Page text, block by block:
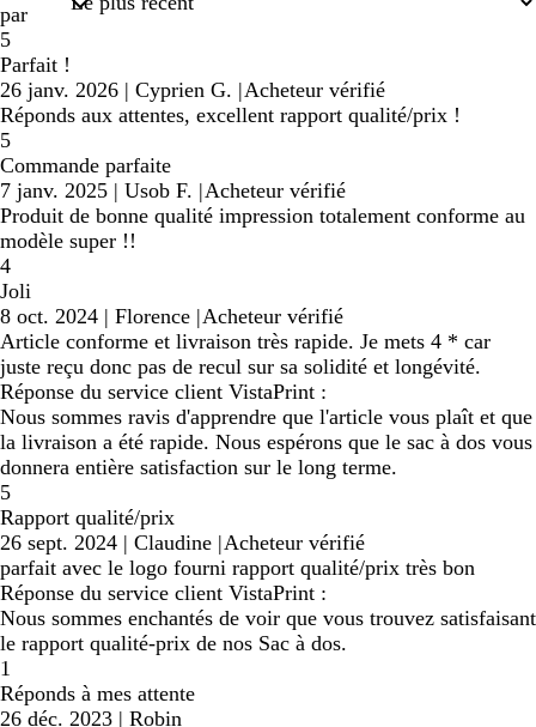
par
5
Parfait !
26 janv. 2026 | Cyprien G. |Acheteur vérifié
Réponds aux attentes, excellent rapport qualité/prix !
5
Commande parfaite
7 janv. 2025 | Usob F. |Acheteur vérifié
Produit de bonne qualité impression totalement conforme au
modèle super !!
4
Joli
8 oct. 2024 | Florence |Acheteur vérifié
Article conforme et livraison très rapide. Je mets 4 * car
juste reçu donc pas de recul sur sa solidité et longévité.
Réponse du service client VistaPrint :
Nous sommes ravis d'apprendre que l'article vous plaît et que
la livraison a été rapide. Nous espérons que le sac à dos vous
donnera entière satisfaction sur le long terme.
5
Rapport qualité/prix
26 sept. 2024 | Claudine |Acheteur vérifié
parfait avec le logo fourni rapport qualité/prix très bon
Réponse du service client VistaPrint :
Nous sommes enchantés de voir que vous trouvez satisfaisant
le rapport qualité-prix de nos Sac à dos.
1
Réponds à mes attente
26 déc. 2023 | Robin